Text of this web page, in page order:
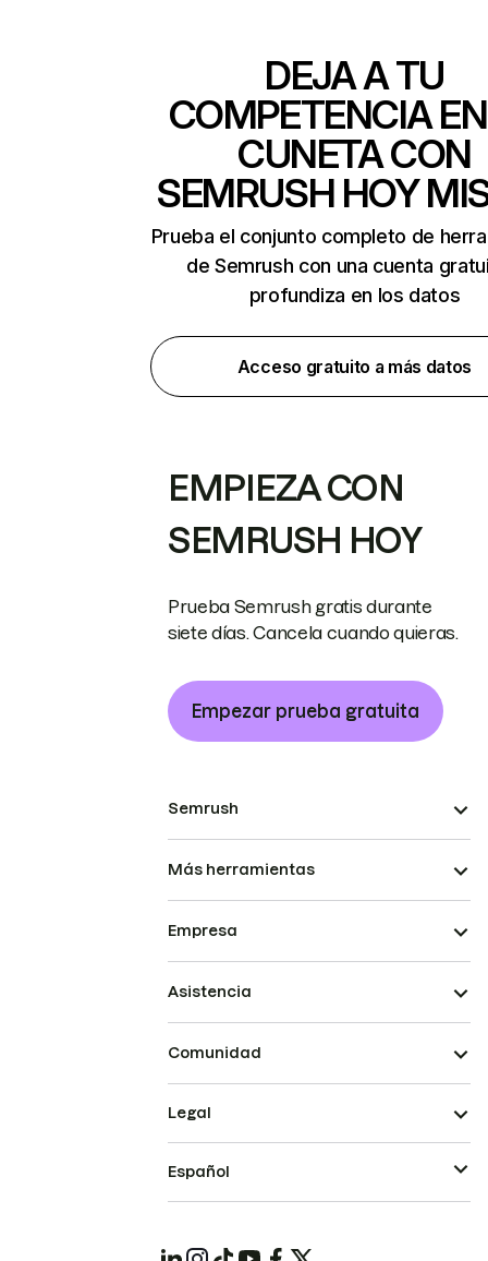
DEJA A TU
COMPETENCIA
CUNETA CON
SEMRUSH HOY
Prueba el conjunto completo de
de Semrush con una cuenta
profundiza en los datos
Acceso gratuito a más datos
EMPIEZA CON
SEMRUSH HOY
Prueba Semrush gratis durante
siete días. Cancela cuando quieras.
Empezar prueba gratuita
Semrush
Más herramientas
Empresa
Asistencia
Comunidad
Legal
Español